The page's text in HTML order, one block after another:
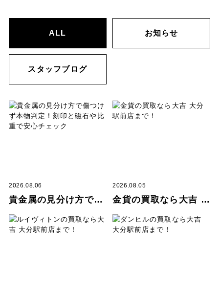
ALL お知らせ
スタッフブログ
2026.08.06
貴金属の見分け方で傷つけず本物判定！刻印と磁石や比重で安心チェック
2026.08.05
金貨の買取なら大吉 大分駅前店まで！